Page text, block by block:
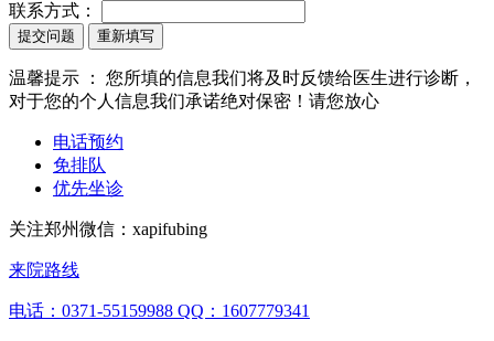
联系方式：
提交问题 重新填写
温馨提示 ： 您所填的信息我们将及时反馈给医生进行诊断，
对于您的个人信息我们承诺绝对保密！请您放心
电话预约
免排队
优先坐诊
关注郑州微信： xapifubing
来院路线
电话：0371-55159988 QQ：1607779341